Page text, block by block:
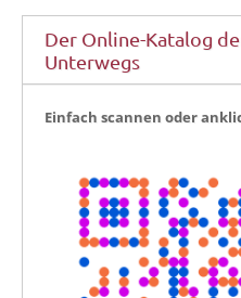
Der Online-Katalog
Unterwegs
Ein­fach scan­nen oder